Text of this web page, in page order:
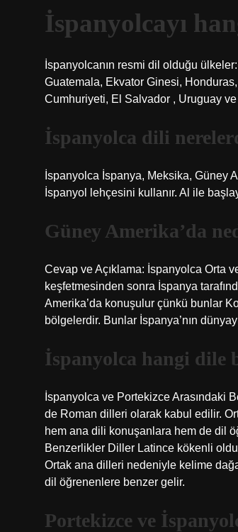
İspanyolcayı
İspanyolcanın resmi dil olduğu
Guatemala, Ekvator Ginesi,
Cumhuriyeti, El Salvador , Uruguay
İspanyolca dili
İspanyolca İspanya, Meksika, Güney
İspanyol lehçesini kullanır. Al ile
Güney Amerika’da
Cevap ve Açıklama: İspanyolca Orta
keşfetmesinden sonra İspanya
Amerika’da konuşulur çünkü bunlar
bölgelerdir. Bunlar İspanya’nın
İspanyolca hangi dile
İspanyolca ve Portekizce Arasındaki
de Roman dilleri olarak kabul edilir.
hem ana dili konuşanlara hem de dil
Benzerlikler Diller Latince kökenli
Ortak ana dilleri nedeniyle kelime
dil öğrenenlere benzer gelir.
Portekizce ve